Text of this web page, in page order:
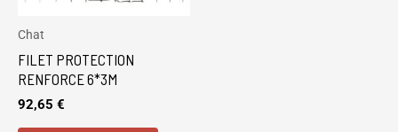
Chat
FILET PROTECTION
RENFORCE 6*3M
92,65 €